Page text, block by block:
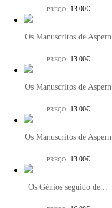
PREÇO: 13.00€
Os Manuscritos de Aspern
PREÇO: 13.00€
Os Manuscritos de Aspern
PREÇO: 13.00€
Os Manuscritos de Aspern
PREÇO: 13.00€
Os Génios seguido de...